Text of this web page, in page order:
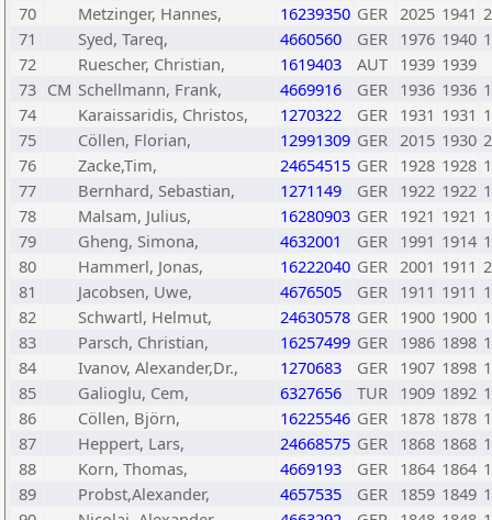
70
Metzinger, Hannes, 16239350 GER 2025 1941
71
Syed, Tareq, 4660560 GER 1976 1940
72
Ruescher, Christian, 1619403 AUT 1939 1939
73 CM Schellmann, Frank, 4669916 GER 1936 1936
74
Karaissaridis, Christos, 1270322 GER 1931 1931
75
Cöllen, Florian, 12991309 GER 2015 1930
76
Zacke,Tim, 24654515 GER 1928 1928
77
Bernhard, Sebastian, 1271149 GER 1922 1922
78
Malsam, Julius, 16280903 GER 1921 1921
79
Gheng, Simona, 4632001 GER 1991 1914
80
Hammerl, Jonas, 16222040 GER 2001 1911
81
Jacobsen, Uwe, 4676505 GER 1911 1911
82
Schwartl, Helmut, 24630578 GER 1900 1900
83
Parsch, Christian, 16257499 GER 1986 1898
84
Ivanov, Alexander,Dr., 1270683 GER 1907 1898
85
Galioglu, Cem, 6327656 TUR 1909 1892
86
Cöllen, Björn, 16225546 GER 1878 1878
87
Heppert, Lars, 24668575 GER 1868 1868
88
Korn, Thomas, 4669193 GER 1864 1864
89
Probst,Alexander, 4657535 GER 1859 1849